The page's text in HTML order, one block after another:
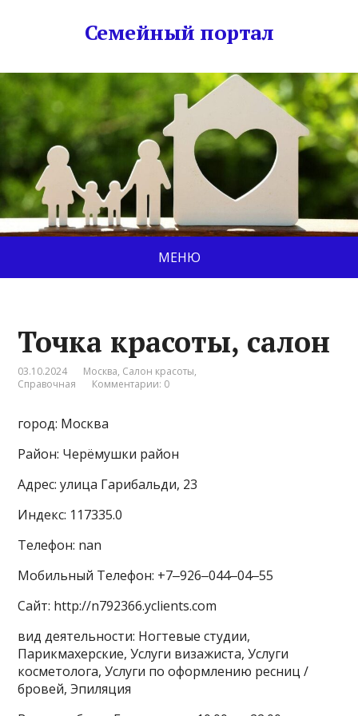
Семейный портал
МЕНЮ
Точка красоты, салон
03.10.2024 Москва, Салон красоты,
Справочная
Комментарии: 0
город: Москва
Район: Черёмушки район
Адрес: улица Гарибальди, 23
Индекс: 117335.0
Телефон: nan
Мобильный Телефон: +7‒926‒044‒04‒55
Сайт: http://n792366.yclients.com
вид деятельности: Ногтевые студии,
Парикмахерские, Услуги визажиста, Услуги
косметолога, Услуги по оформлению ресниц /
бровей, Эпиляция